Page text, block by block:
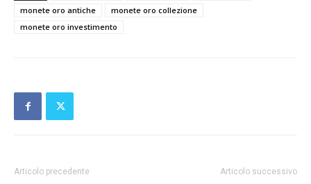
monete oro antiche
monete oro collezione
monete oro investimento
Articolo precedente Articolo successivo